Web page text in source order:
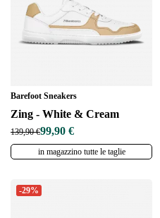
Barefoot Sneakers
Zing - White & Cream
139,90 €99,90 €
in magazzino tutte le taglie
-29%